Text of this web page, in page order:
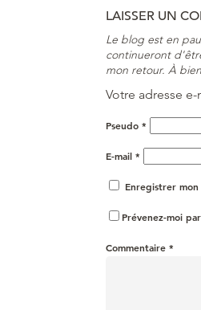
LAISSER UN
Le blog est en
continueront
mon retour. À
Votre adresse
Pseudo *
E-mail *
Enregistrer
Prévenez-moi
Commentaire *